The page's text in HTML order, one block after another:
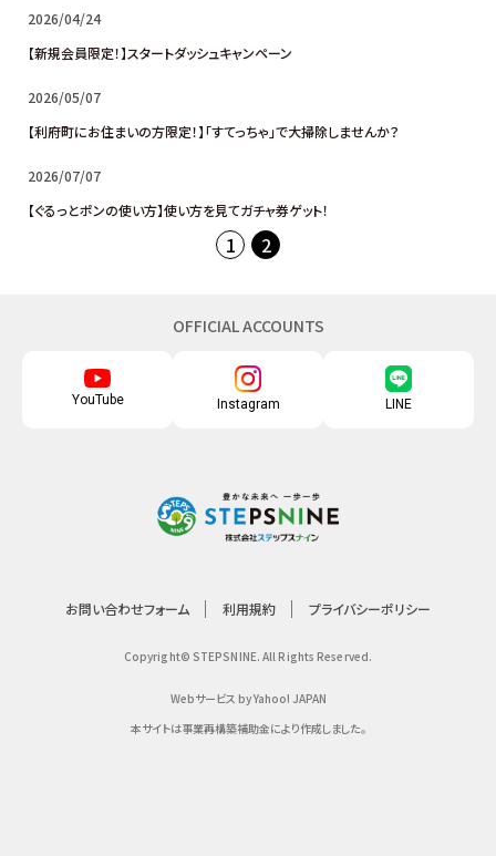
2026/04/24
【新規会員限定！】スタートダッシュキャンペーン
2026/05/07
【利府町にお住まいの方限定！】「すてっちゃ」で大掃除しませんか？
2026/07/07
【ぐるっとポンの使い方】使い方を見てガチャ券ゲット！
1 2
OFFICIAL ACCOUNTS
YouTube Instagram LINE
お問い合わせフォーム 利用規約 プライバシーポリシー
Copyright© STEPSNINE. All Rights Reserved.
Webサービス by Yahoo! JAPAN
本サイトは事業再構築補助金により作成しました。